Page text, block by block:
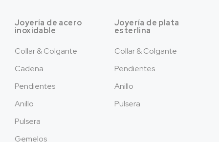
Joyería de acero
inoxidable
Collar & Colgante
Cadena
Pendientes
Anillo
Pulsera
Gemelos
Joyería de plata
esterlina
Collar & Colgante
Pendientes
Anillo
Pulsera